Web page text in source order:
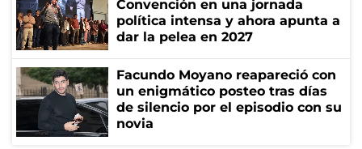
Convención en una jornada
política intensa y ahora apunta a
dar la pelea en 2027
Facundo Moyano reapareció con
un enigmático posteo tras días
de silencio por el episodio con su
novia